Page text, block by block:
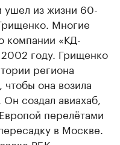
ушел из жизни 60-
Многие
компании «КД-
году. Грищенко
региона
она возила
создал авиахаб,
перелётами
в Москве.